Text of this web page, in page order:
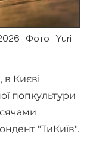
Фото: Yuri
Києві
попкультури
"ТиКиїв".